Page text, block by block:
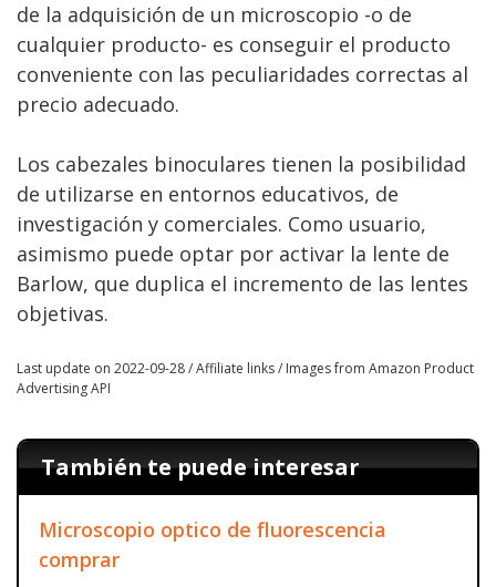
de la adquisición de un microscopio -o de
cualquier producto- es conseguir el producto
conveniente con las peculiaridades correctas al
precio adecuado.
Los cabezales binoculares tienen la posibilidad
de utilizarse en entornos educativos, de
investigación y comerciales. Como usuario,
asimismo puede optar por activar la lente de
Barlow, que duplica el incremento de las lentes
objetivas.
Last update on 2022-09-28 / Affiliate links / Images from Amazon Product
Advertising API
También te puede interesar
Microscopio optico de fluorescencia
comprar